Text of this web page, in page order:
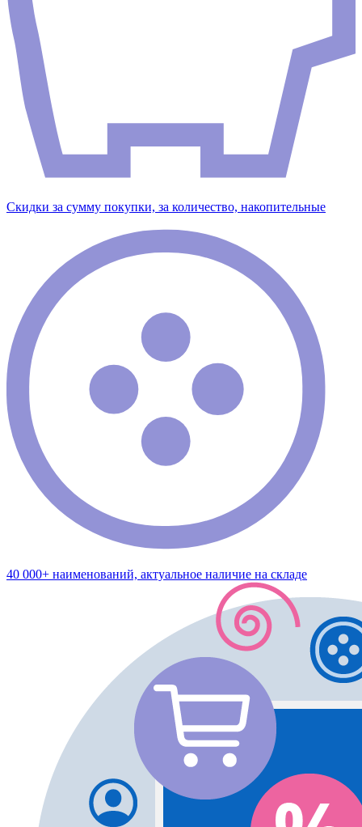
Скидки за сумму покупки, за количество, накопительные
40 000+ наименований, актуальное наличие на складе